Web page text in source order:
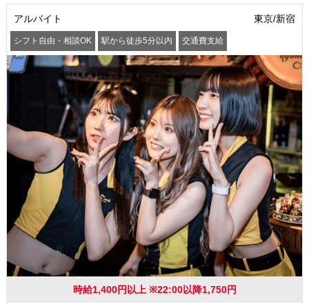
アルバイト 東京/新宿
シフト自由・相談OK 駅から徒歩5分以内 交通費支給
時給1,400円以上 ※22:00以降1,750円